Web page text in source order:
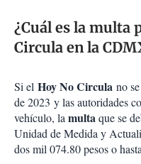
¿Cuál es la multa
Circula en la
Si el Hoy No Circula no
de 2023 y las autoridades
vehículo, lamultaque se
Unidad de Medida y
dos mil 074.80 pesos o